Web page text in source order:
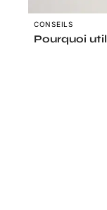
CONSEILS
Pourquoi